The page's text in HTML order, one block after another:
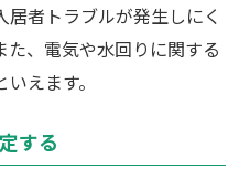
者トラブルが発生しにく
、電気や水回りに関する
えます。
する